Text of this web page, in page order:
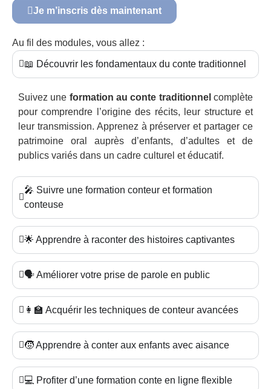
Je m’inscris dès maintenant
Au fil des modules, vous allez :
📖 Découvrir les fondamentaux du conte traditionnel
Suivez une formation au conte traditionnel complète
pour comprendre l’origine des récits, leur structure et
leur transmission. Apprenez à préserver et partager ce
patrimoine oral auprès d’enfants, d’adultes et de
publics variés dans un cadre culturel et éducatif.
🎤 Suivre une formation conteur et formation
conteuse
🌟 Apprendre à raconter des histoires captivantes
🗣️ Améliorer votre prise de parole en public
👩‍🏫 Acquérir les techniques de conteur avancées
🧒 Apprendre à conter aux enfants avec aisance
💻 Profiter d’une formation conte en ligne flexible